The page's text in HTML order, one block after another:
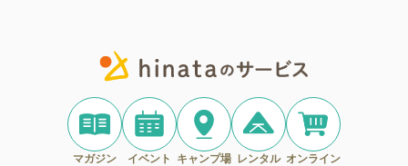
マガジン イベント
キャンプ場 レンタル オンライン